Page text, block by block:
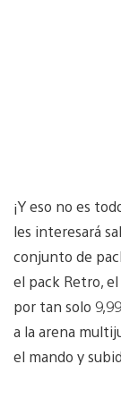
¡Y eso no es
les interesará
conjunto de
el pack Retro,
por tan solo
a la arena
el mando y